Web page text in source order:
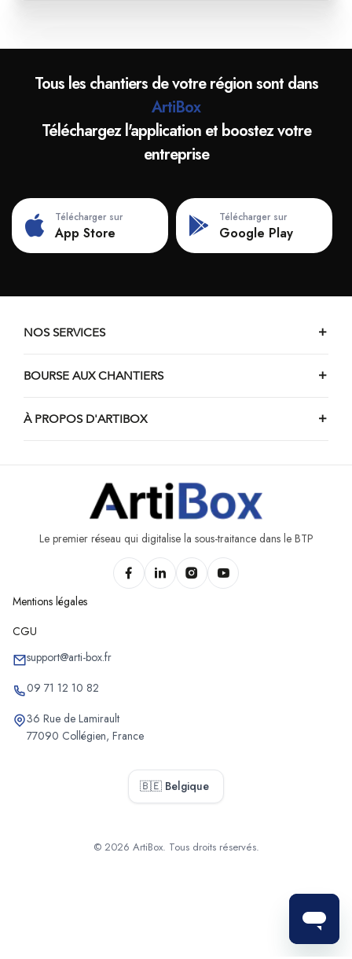
Tous les chantiers de votre région sont dans
ArtiBox
Téléchargez l'application et boostez votre
entreprise
Télécharger sur
App Store
Télécharger sur
Google Play
NOS SERVICES
BOURSE AUX CHANTIERS
À PROPOS D'ARTIBOX
Le premier réseau qui digitalise la sous-traitance dans le BTP
Mentions légales
CGU
support@arti-box.fr
09 71 12 10 82
36 Rue de Lamirault
77090 Collégien, France
🇧🇪 Belgique
© 2026 ArtiBox. Tous droits réservés.